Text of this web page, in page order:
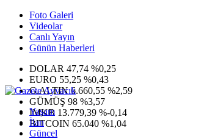
Foto Galeri
Videolar
Canlı Yayın
Günün Haberleri
DOLAR 47,74 %0,25
EURO 55,25 %0,43
G.ALTIN6.660,55 %2,59
GÜMÜŞ 98 %3,57
IMKB 13.779,39 %-0,14
BITCOIN 65.040 %1,04
Yaşam
İlan
Güncel